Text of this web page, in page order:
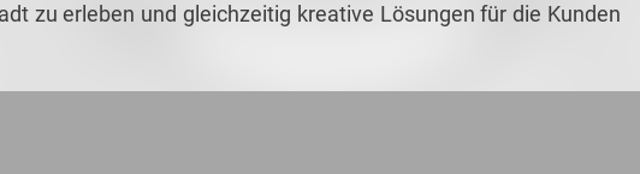
zu erleben und gleichzeitig kreative Lösungen für die Kunden